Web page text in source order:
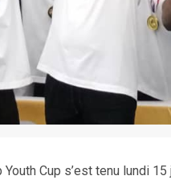
Cup s’est tenu lundi